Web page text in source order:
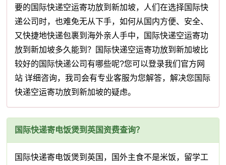
要的国际快递空运寄功放到新加坡，人们在选择国际快
递公司时，也难免无从下手，如何从国内方便、安全、
又快捷地快递包裹到海外亲人手中，国际快递空运寄功
放到新加坡多久能到？国际快递空运寄功放到新加坡比
较好的国际快递公司有哪些呢?您可以登录我们官方网
站 详细咨询，我司会有专业客服为您解答，解决您国际
快递空运寄功放到新加坡的疑虑。
国际快递寄电饭煲到英国资费查询？
国际快递寄电饭煲到英国，国外主食不是米饭，留学工